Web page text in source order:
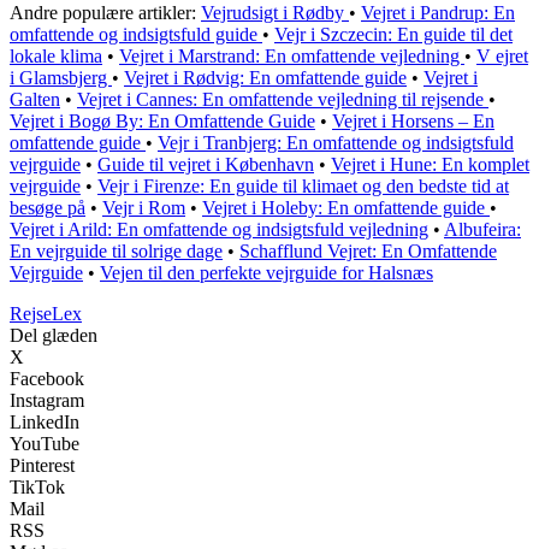
Andre populære artikler: Vejrudsigt i Rødby • Vejret i Pandrup: En
omfattende og indsigtsfuld guide • Vejr i Szczecin: En guide til det
lokale klima • Vejret i Marstrand: En omfattende vejledning • V ejret
i Glamsbjerg • Vejret i Rødvig: En omfattende guide • Vejret i
Galten • Vejret i Cannes: En omfattende vejledning til rejsende •
Vejret i Bogø By: En Omfattende Guide • Vejret i Horsens – En
omfattende guide • Vejr i Tranbjerg: En omfattende og indsigtsfuld
vejrguide • Guide til vejret i København • Vejret i Hune: En komplet
vejrguide • Vejr i Firenze: En guide til klimaet og den bedste tid at
besøge på • Vejr i Rom • Vejret i Holeby: En omfattende guide •
Vejret i Arild: En omfattende og indsigtsfuld vejledning • Albufeira:
En vejrguide til solrige dage • Schafflund Vejret: En Omfattende
Vejrguide • Vejen til den perfekte vejrguide for Halsnæs
RejseLex
Del glæden
X
Facebook
Instagram
LinkedIn
YouTube
Pinterest
TikTok
Mail
RSS